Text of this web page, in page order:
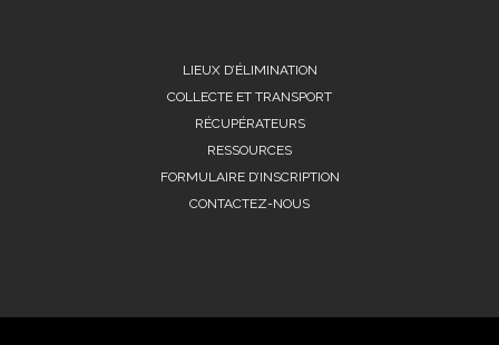
LIEUX D’ÉLIMINATION
COLLECTE ET TRANSPORT
RÉCUPÉRATEURS
RESSOURCES
FORMULAIRE D’INSCRIPTION
CONTACTEZ-NOUS